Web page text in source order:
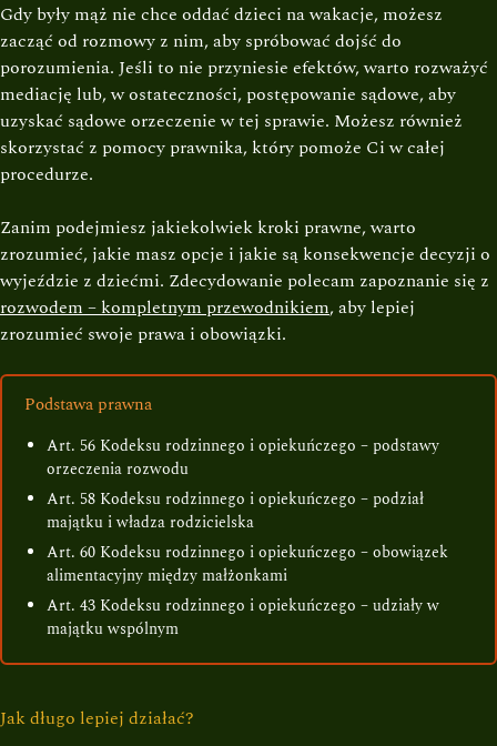
Gdy były mąż nie chce oddać dzieci na wakacje, możesz
zacząć od rozmowy z nim, aby spróbować dojść do
porozumienia. Jeśli to nie przyniesie efektów, warto rozważyć
mediację lub, w ostateczności, postępowanie sądowe, aby
uzyskać sądowe orzeczenie w tej sprawie. Możesz również
skorzystać z pomocy prawnika, który pomoże Ci w całej
procedurze.
Zanim podejmiesz jakiekolwiek kroki prawne, warto
zrozumieć, jakie masz opcje i jakie są konsekwencje decyzji o
wyjeździe z dziećmi. Zdecydowanie polecam zapoznanie się z
rozwodem – kompletnym przewodnikiem, aby lepiej
zrozumieć swoje prawa i obowiązki.
Podstawa prawna
Art. 56 Kodeksu rodzinnego i opiekuńczego – podstawy
orzeczenia rozwodu
Art. 58 Kodeksu rodzinnego i opiekuńczego – podział
majątku i władza rodzicielska
Art. 60 Kodeksu rodzinnego i opiekuńczego – obowiązek
alimentacyjny między małżonkami
Art. 43 Kodeksu rodzinnego i opiekuńczego – udziały w
majątku wspólnym
Jak długo lepiej działać?